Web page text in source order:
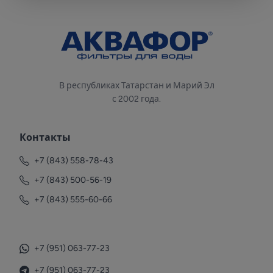
В республиках Татарстан и Марий Эл
с 2002 года.
Контакты
+7 (843) 558-78-43
+7 (843) 500-56-19
+7 (843) 555-60-66
+7 (951) 063-77-23
+7 (951) 063-77-23